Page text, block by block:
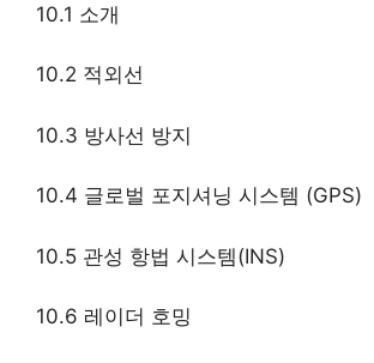
10.1 소개
10.2 적외선
10.3 방사선 방지
10.4 글로벌 포지셔닝 시스템 (GPS)
10.5 관성 항법 시스템(INS)
10.6 레이더 호밍